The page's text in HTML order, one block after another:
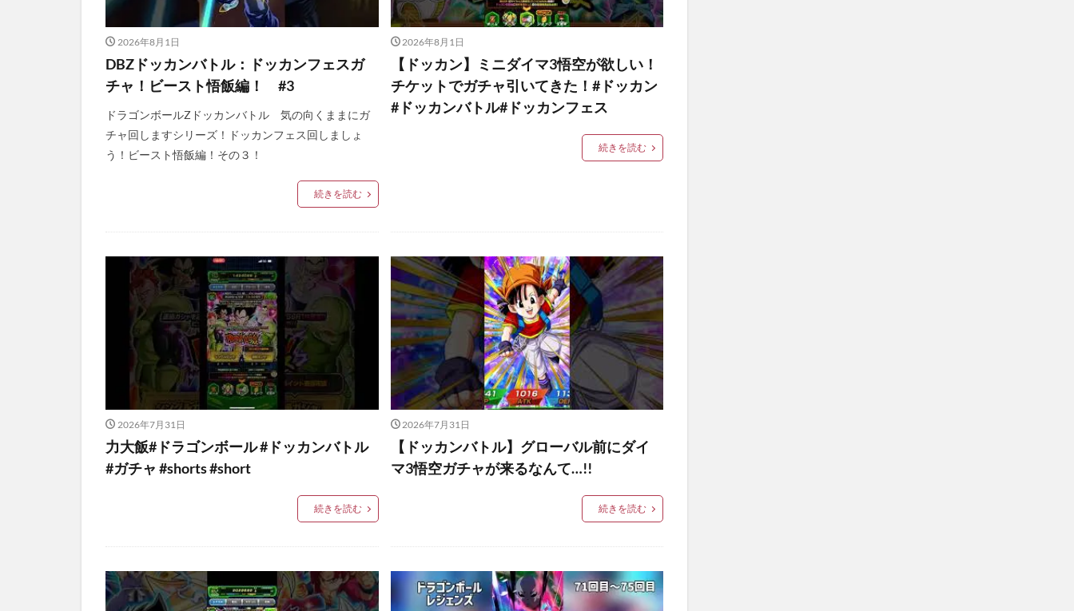
2026年8月1日
DBZドッカンバトル：ドッカンフェスガ
チャ！ビースト悟飯編！ #3
ドラゴンボールZドッカンバトル 気の向くままにガ
チャ回しますシリーズ！ドッカンフェス回しましょ
う！ビースト悟飯編！その３！
続きを読む
2026年8月1日
【ドッカン】ミニダイマ3悟空が欲しい！
チケットでガチャ引いてきた！#ドッカン
#ドッカンバトル#ドッカンフェス
続きを読む
2026年7月31日
力大飯#ドラゴンボール #ドッカンバトル
#ガチャ #shorts #short
続きを読む
2026年7月31日
【ドッカンバトル】グローバル前にダイ
マ3悟空ガチャが来るなんて…!!
続きを読む